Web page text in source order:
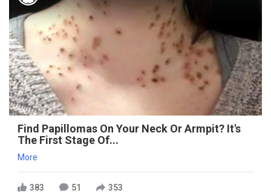
Find Papillomas On Your Neck Or Armpit? It's
The First Stage Of...
More
383 51 353